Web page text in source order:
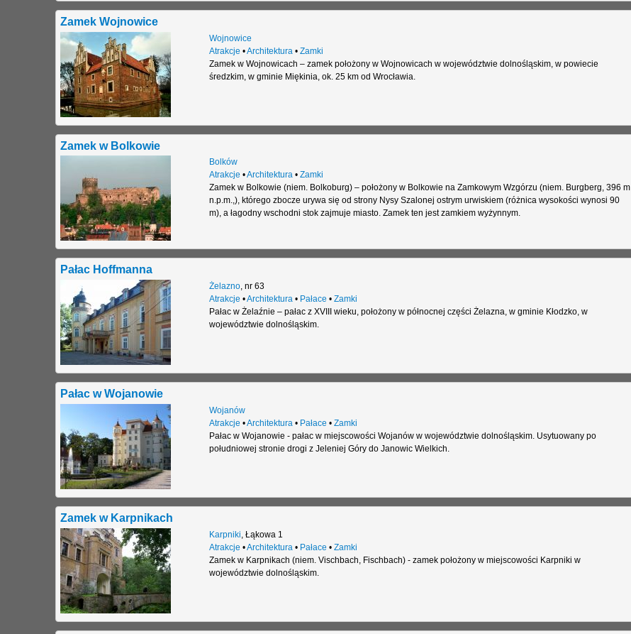
Zamek Wojnowice
Wojnowice
Atrakcje •Architektura • Zamki
Zamek w Wojnowicach – zamek położony w Wojnowicach w województwie dolnośląskim, w powiecie
średzkim, w gminie Miękinia, ok. 25 km od Wrocławia.
Zamek w Bolkowie
Bolków
Atrakcje •Architektura• Zamki
Zamek w Bolkowie (niem. Bolkoburg) – położony w Bolkowie na Zamkowym Wzgórzu (niem. Burgberg, 396 m
n.p.m.,), którego zbocze urywa się od strony Nysy Szalonej ostrym urwiskiem (różnica wysokości wynosi 90
m), a łagodny wschodni stok zajmuje miasto. Zamek ten jest zamkiem wyżynnym.
Pałac Hoffmanna
Żelazno, nr 63
Atrakcje •Architektura• Pałace • Zamki
Pałac w Żelaźnie – pałac z XVIII wieku, położony w północnej części Żelazna, w gminie Kłodzko, w
województwie dolnośląskim.
Pałac w Wojanowie
Wojanów
Atrakcje •Architektura• Pałace • Zamki
Pałac w Wojanowie - pałac w miejscowości Wojanów w województwie dolnośląskim. Usytuowany po
południowej stronie drogi z Jeleniej Góry do Janowic Wielkich.
Zamek w Karpnikach
Karpniki, Łąkowa 1
Atrakcje •Architektura• Pałace • Zamki
Zamek w Karpnikach (niem. Vischbach, Fischbach) - zamek położony w miejscowości Karpniki w
województwie dolnośląskim.